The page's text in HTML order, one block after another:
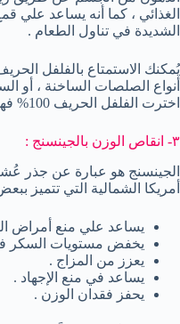
الغذائي ، كما أنه يساعد علي
الشديدة في تناول الطعام .
يُمكنك الاستمتاع بالفلفل
أنواع الصلصات الساخنة ، أو
اخترت الفلفل الحريف 100% فهو يتميز بأنه حار جداً .
٣- انقاص الوزن بالجينسنج :
الجينسنج هو عبارة عن جذر
أمريكا الشمالية التي تتميز
يساعد علي منع أمراض
يخفض مستويات السكر
يعزز من المزاج .
يساعد في منع الإجهاد .
يحفز فقدان الوزن .